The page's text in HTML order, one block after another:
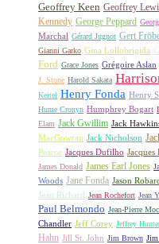
Geoffrey Keen Geoffrey
Kennedy George Peppard
Marchal Gérard Jugnot Gert
Gianni Garko Gina Lollobrigida
Ford Grace Jones Grégoire Aslan
J. Stone Harold Sakata
Keitel Henry Fonda Henry
Hume Cronyn Humphrey Bogart
Elam Jack Gwillim Jack
MacGowran Jack Nicholson
Pearce Jacques Dufilho Jacques
James Donald James Earl Jones
Woods Jane Fonda Jason
Jean Richard Jean Rochefort Jean
Paul Belmondo Jean-Pierre
Chandler Jeff Corey Jeffrey
Hahn Jill St. John Jim Brown Jim